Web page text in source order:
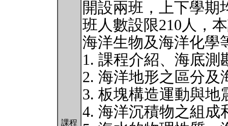
課程
開設兩班，上下學期
班人數設限210人，
海洋生物及海洋化學
1. 課程介紹、海底測
2. 海洋地形之區分及
3. 板塊構造運動與地
4. 海洋沉積物之組成